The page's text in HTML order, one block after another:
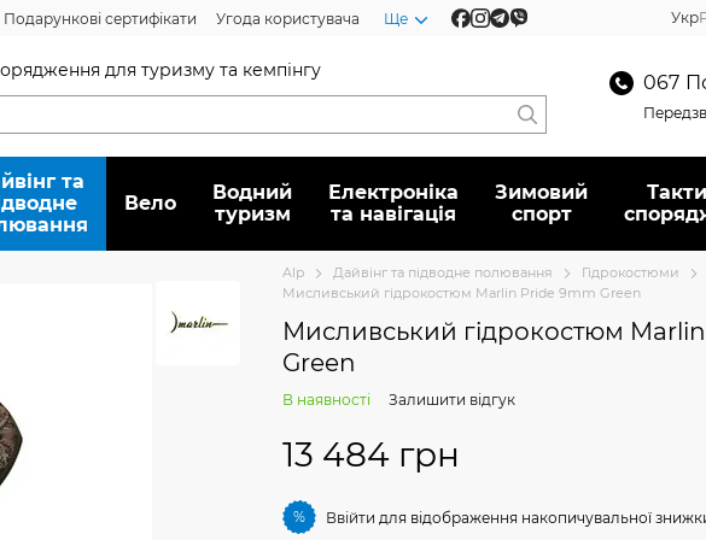
Подарункові сертифікати Угода користувача Ще Укр
для туризму та кемпінгу
067
та
Вело
Водний
туризм
Електроніка
та навігація
Зимовий
спорт
Alp Дайвінг та підводне полювання Гідрокостюми
Мисливський гідрокостюм Marlin Pride 9mm Green
Мисливський гідрокостюм
Green
В наявності Залишити відгук
13 484 грн
% Ввійти для відображення накопичувальної